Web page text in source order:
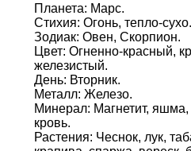
Планета: Марс.
Стихия: Огонь, тепло-сухо.
Зодиак: Овен, Скорпион.
Цвет: Огненно-красный,
железистый.
День: Вторник.
Металл: Железо.
Минерал: Магнетит, яшма,
кровь.
Растения: Чеснок, лук,